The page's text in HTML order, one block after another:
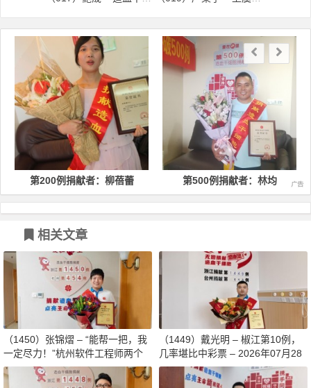
文章导航
第200例捐献者：柳蓓蕾 第500例捐献者：林均
相关文章
（1450）张锦熠 – “能帮一把，我
一定尽力！”杭州软件工程师两个
月减重13斤赴生命之约 – 2026年0
8月03日
（1449）戴光明 – 椒江第10例，
几率堪比中彩票 – 2026年07月28
日